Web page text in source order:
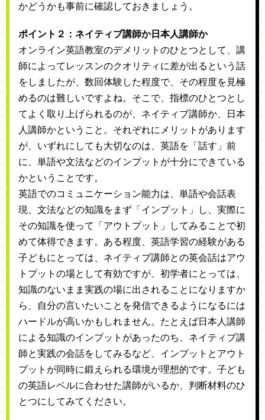
かどうかも事前に確認しておきましょう。
ポイント２：ネイティブ講師か日本人講師か
オンライン英語教室のデメリットのひとつとして、講
師によってレッスンのクオリティに差が出るという話
をしましたが、数回体験した程度で、その程度を見極
めるのは難しいですよね。そこで、指標のひとつとし
てよく取り上げられるのが、ネイティブ講師か、日本
人講師かということ。それぞれにメリットがあります
が、いずれにしても大切なのは、英語を「話す」前
に、単語や文法などのインプットが十分にできている
かということです。
英語でのコミュニケーション能力は、単語や会話表
現、文法などの知識をまず「インプット」し、実際に
その知識を使って「アウトプット」してみることで初
めて体得できます。ある程度、英語学習の経験がある
子どもにとっては、ネイティブ講師との英会話はアウ
トプットの場として有効ですが、初学者にとっては、
知識のないまま実践の場に出されることになりますか
ら、自分の言いたいことを発信できるようになるには
ハードルが高いかもしれません。たとえば日本人講師
による知識のインプットがあったのち、ネイティブ講
師と実践の会話をしてみるなど、インプットとアウト
プットが同時に鍛えられる環境が理想的です。子ども
の英語レベルに合わせた講師がいるか、判断材料のひ
とつにしてみてください。